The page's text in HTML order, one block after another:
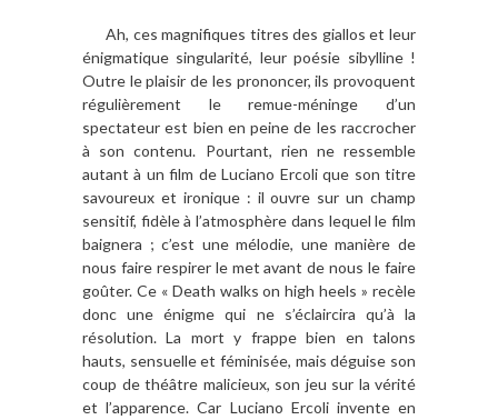
Ah, ces magnifiques titres des giallos et leur
énigmatique singularité, leur poésie sibylline !
Outre le plaisir de les prononcer, ils provoquent
régulièrement le remue-méninge d’un
spectateur est bien en peine de les raccrocher
à son contenu. Pourtant, rien ne ressemble
autant à un film de Luciano Ercoli que son titre
savoureux et ironique : il ouvre sur un champ
sensitif, fidèle à l’atmosphère dans lequel le film
baignera ; c’est une mélodie, une manière de
nous faire respirer le met avant de nous le faire
goûter. Ce « Death walks on high heels » recèle
donc une énigme qui ne s’éclaircira qu’à la
résolution. La mort y frappe bien en talons
hauts, sensuelle et féminisée, mais déguise son
coup de théâtre malicieux, son jeu sur la vérité
et l’apparence. Car Luciano Ercoli invente en